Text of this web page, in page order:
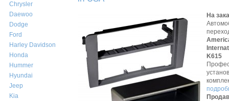
Chrysler
Daewoo
Dodge
Ford
Harley Davidson
Honda
Hummer
Hyundai
Jeep
Kia
На
K615